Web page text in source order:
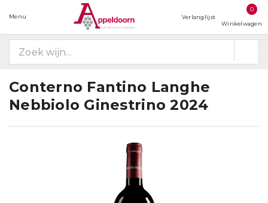
Menu Verlanglijst
0
Winkelwagen
Conterno Fantino Langhe
Nebbiolo Ginestrino 2024